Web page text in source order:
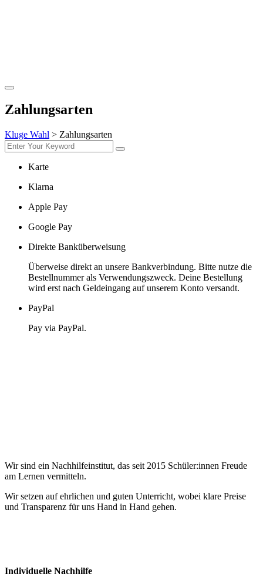
Zahlungsarten
Kluge Wahl > Zahlungsarten
Karte
Klarna
Apple Pay
Google Pay
Direkte Banküberweisung
Überweise direkt an unsere Bankverbindung. Bitte nutze die
Bestellnummer als Verwendungszweck. Deine Bestellung
wird erst nach Geldeingang auf unserem Konto versandt.
PayPal
Pay via PayPal.
Wir sind ein Nachhilfeinstitut, das seit 2015 Schüler:innen Freude
am Lernen vermitteln.
Wir setzen auf ehrlichen und guten Unterricht, wobei klare Preise
und Transparenz für uns Hand in Hand gehen.
Individuelle Nachhilfe